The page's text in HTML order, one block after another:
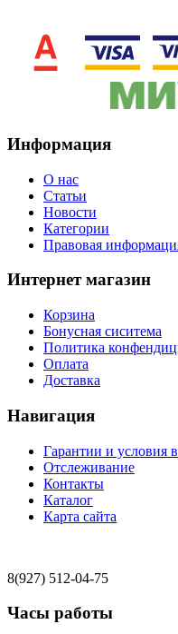
Информация
O нас
Статьи
Новости
Категории
Правовая
Интернет магазин
Корзина
Бонусная сиситема
Политика
Оплата
Доставка
Навигация
Гарантии и условия
Отслеживание
Контакты
Каталог
Карта сайта
8(927) 512-04-75
Часы работы